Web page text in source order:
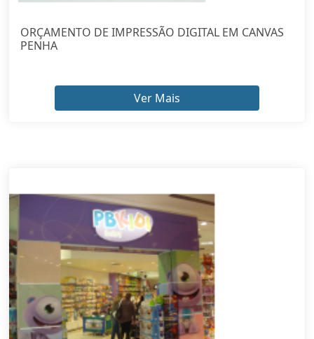
ORÇAMENTO DE IMPRESSÃO DIGITAL EM CANVAS
PENHA
Ver Mais